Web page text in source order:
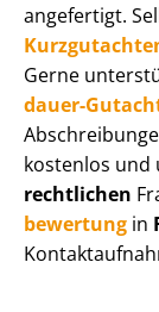
angefertigt.
Gerne
dau­er-
kostenlos und
rechtlichen
be­wer­tung in